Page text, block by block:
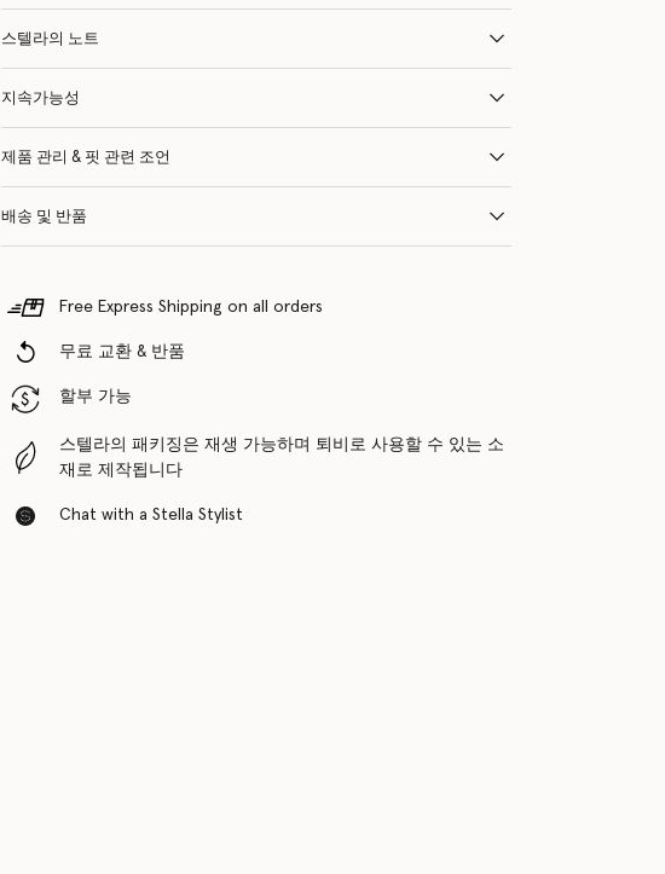
스텔라의 노트
지속가능성
제품 관리 & 핏 관련 조언
배송 및 반품
Free Express Shipping on all orders
무료 교환 & 반품
할부 가능
스텔라의 패키징은 재생 가능하며 퇴비로 사용할 수 있는 소
재로 제작됩니다
Chat with a Stella Stylist